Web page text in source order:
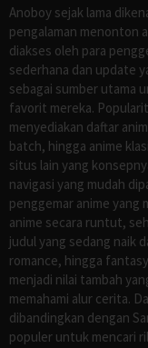
Anoboy sejak lama
pengalaman menonton
diakses oleh para
sederhana dan update
sebagai sumber utama
favorit mereka.
menyediakan daftar
batch, hingga anime
situs lain yang
navigasi yang mudah
penggemar anime yang
anime secara runtut,
judul yang sedang naik
romance, hingga
menjadi nilai tambah
memahami alur cerita.
dibandingkan dengan
populer untuk mencari